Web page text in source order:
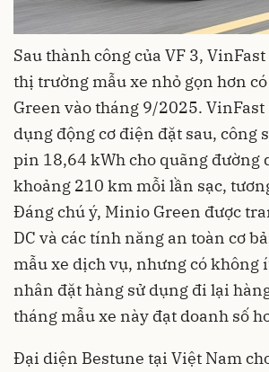
Sau thành công của VF 3,
thị trường mẫu xe nhỏ gọn hơn
Green vào tháng 9/2025.
dụng động cơ điện đặt sau, công
pin 18,64 kWh cho quãng đường
khoảng 210 km mỗi lần sạc,
Đáng chú ý, Minio Green được
DC và các tính năng an toàn cơ
mẫu xe dịch vụ, nhưng có không
nhân đặt hàng sử dụng đi lại
tháng mẫu xe này đạt doanh số
Đại diện Bestune tại Việt Nam